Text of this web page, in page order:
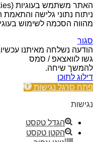
ניתוח נתוני גלישה
מהווה הסכמה לשימוש
סגור
הודעה נשלחה מאיתנו
גשו לוואצאפ / סמס
להמשך שיחה.
דילוג לתוכן
פתח סרגל נגישות
נגישות
הגדל טקסט
הקטן טקסט